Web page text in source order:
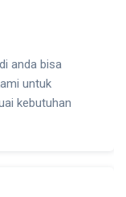
anda bisa
untuk
kebutuhan